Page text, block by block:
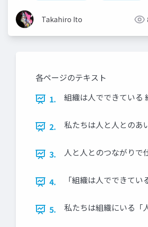
Takahiro Ito
各ページのテキスト
1.
組織は人でできている
2. 私たちは人と人とのあ
3. 人と人とのつながりで
4. 「組織は人でできて
5. 私たちは組織にいる「